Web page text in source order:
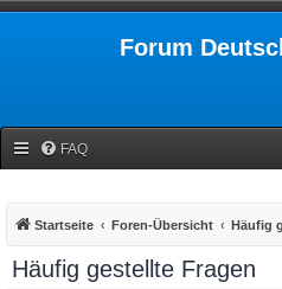
Forum
FAQ
Startseite Foren-Übersicht Häufig
Häufig gestellte Fragen